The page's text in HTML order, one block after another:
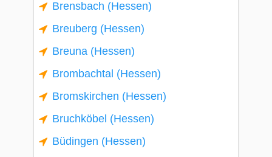
Brensbach (Hessen)
Breuberg (Hessen)
Breuna (Hessen)
Brombachtal (Hessen)
Bromskirchen (Hessen)
Bruchköbel (Hessen)
Büdingen (Hessen)